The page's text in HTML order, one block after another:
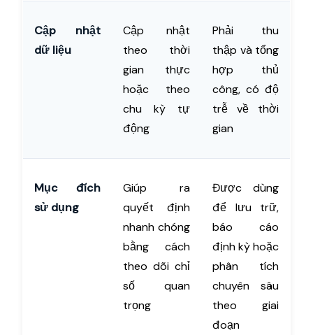
Cập nhật
dữ liệu
Cập nhật
theo thời
gian thực
hoặc theo
chu kỳ tự
động
Phải thu
thập và tổng
hợp thủ
công, có độ
trễ về thời
gian
Mục đích
sử dụng
Giúp ra
quyết định
nhanh chóng
bằng cách
theo dõi chỉ
số quan
trọng
Được dùng
để lưu trữ,
báo cáo
định kỳ hoặc
phân tích
chuyên sâu
theo giai
đoạn